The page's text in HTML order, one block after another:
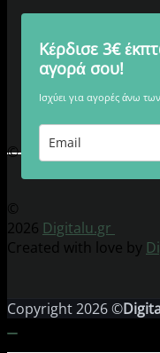
Κέρδισε 3€
αγορά σου!
Ισχύει για αγορές άνω
© 2026 Digitalu.gr
©
2026 Digitalu.gr
Created with love by
Copyright 2026 ©